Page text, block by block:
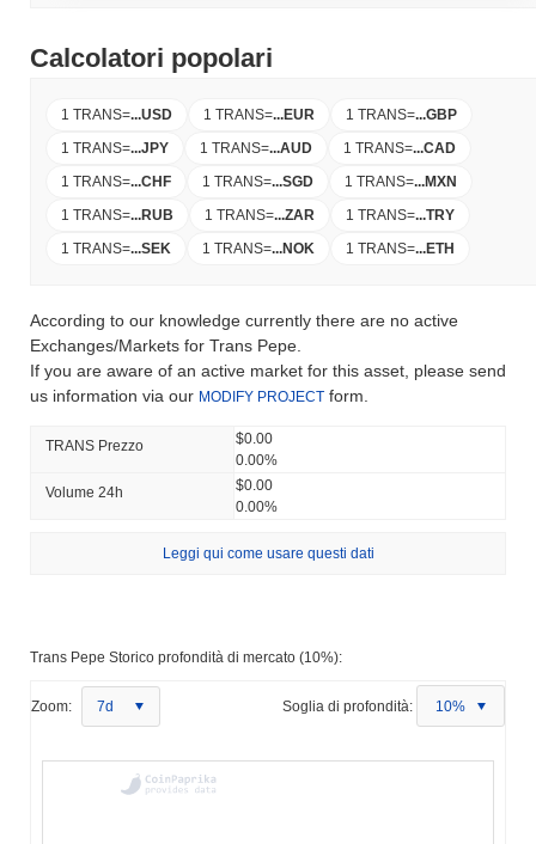
Calcolatori popolari
1 TRANS=...USD 1 TRANS=...EUR 1 TRANS=...GBP
1 TRANS=...JPY 1 TRANS=...AUD 1 TRANS=...CAD
1 TRANS=...CHF 1 TRANS=...SGD 1 TRANS=...MXN
1 TRANS=...RUB 1 TRANS=...ZAR 1 TRANS=...TRY
1 TRANS=...SEK 1 TRANS=...NOK 1 TRANS=...ETH
According to our knowledge currently there are no active
Exchanges/Markets for Trans Pepe.
If you are aware of an active market for this asset, please send
us information via our MODIFY PROJECT form.
TRANS Prezzo
$0.00
0.00%
Volume 24h
$0.00
0.00%
Leggi qui come usare questi dati
Trans Pepe Storico profondità di mercato (10%):
Zoom: 7d Soglia di profondità: 10%